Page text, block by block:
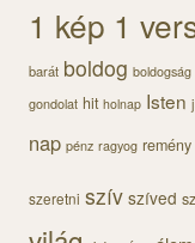
1 kép 1
barát boldog boldogság
gondolat hit holnap Isten
nap pénz ragyog remény
szeretni szív szíved